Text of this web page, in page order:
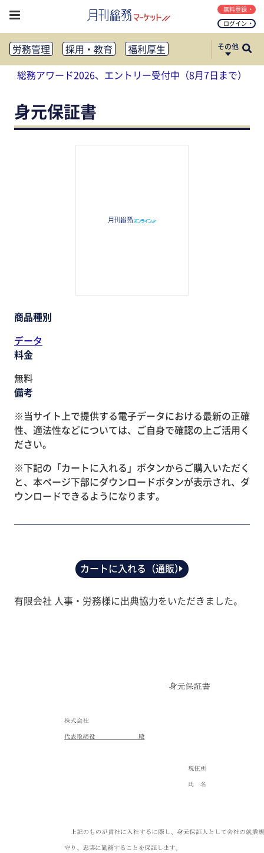
ログイン
無料登録
労務管理 採用・教育
福利厚生
健康経営
働き方改革
法務・コンプライアンス
リスクマネジメント・BCP
社外・社内広報
社外・社内コミュニケーション活性化
FM・オフィス移転
CSR・SDGs
その他
総務アワード2026、エントリー受付中（8月7日まで）
身元保証書
商品種別
データ
料金
無料
備考
※当サイト上で提供する電子データにおける最新の正確
性、適法性などについては、ご自身で確認の上ご活用く
ださい。
※下記の「カートに入れる」ボタンからご購入いただく
と、本ページ下部にダウンロードボタンが表示され、ダ
ウンロードできるようになります。
カートに入れる（通販）
有限会社 人事・労務様に出典協力をいただきました。